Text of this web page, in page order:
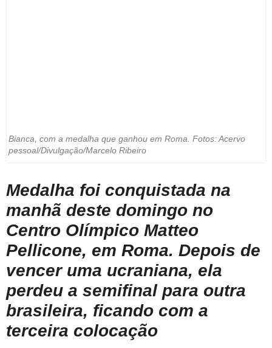
Bianca, com a medalha que ganhou em Roma. Fotos: Acervo
pessoal/Divulgação/Marcelo Ribeiro
Medalha foi conquistada na
manhã deste domingo no
Centro Olímpico Matteo
Pellicone, em Roma. Depois de
vencer uma ucraniana, ela
perdeu a semifinal para outra
brasileira, ficando com a
terceira colocação